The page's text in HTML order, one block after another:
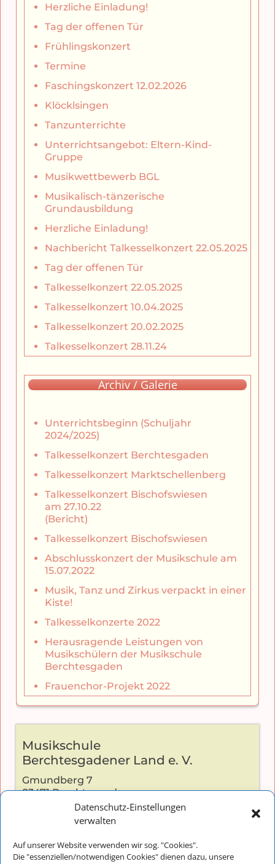
Datenschutz-Einstellungen
verwalten
Auf unserer Website verwenden wir sog. "Cookies".
Die "essenziellen/notwendigen Cookies" dienen dazu, unsere
Herzliche Einladung!
Tag der offenen Tür
Frühlingskonzert
Termine
Faschingskonzert 12.02.2026
Klöcklsingen
Tanzunterrichte
Unterrichtsangebot: Eltern-Kind-
Gruppe
Musikwettbewerb BGL
Musikalisch-tänzerische
Grundausbildung
Herzliche Einladung!
Nachbericht Talkesselkonzert 22.05.2025
Tag der offenen Tür
Talkesselkonzert 22.05.2025
Talkesselkonzert 10.04.2025
Talkesselkonzert 20.02.2025
Talkesselkonzert 28.11.24
Archiv / Galerie
Unterrichtsbeginn (Schuljahr
2024/2025)
Talkesselkonzert Berchtesgaden
Talkesselkonzert Marktschellenberg
Talkesselkonzert Bischofswiesen
am 27.10.22
(Bericht)
Talkesselkonzert Bischofswiesen
Abschlusskonzert der Musikschule am
15.07.2022
Musik, Tanz und Zirkus verpackt in einer
Kiste!
Talkesselkonzerte 2022
Herausragende Leistungen von
Musikschülern der Musikschule
Berchtesgaden
Frauenchor-Projekt 2022
Musikschule
Berchtesgadener Land e. V.
Gmundberg 7
83471 Berchtesgaden
Kontakt: